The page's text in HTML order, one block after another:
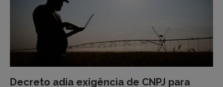
Decreto adia exigência de CNPJ para